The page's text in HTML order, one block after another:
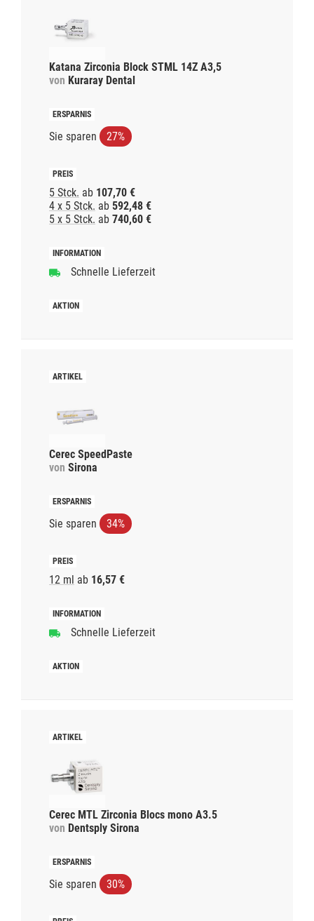
Katana Zirconia Block STML 14Z A3,5
von Kuraray Dental
Sie sparen 27%
5 Stck. ab 107,70 €
4 x 5 Stck. ab 592,48 €
5 x 5 Stck. ab 740,60 €
Schnelle Lieferzeit
Cerec SpeedPaste
von Sirona
Sie sparen 34%
12 ml ab 16,57 €
Schnelle Lieferzeit
Cerec MTL Zirconia Blocs mono A3.5
von Dentsply Sirona
Sie sparen 30%